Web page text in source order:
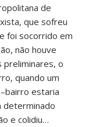
de
que sofreu
foi socorrido em
não houve
o
quando um
estaria
determinado
e colidiu…